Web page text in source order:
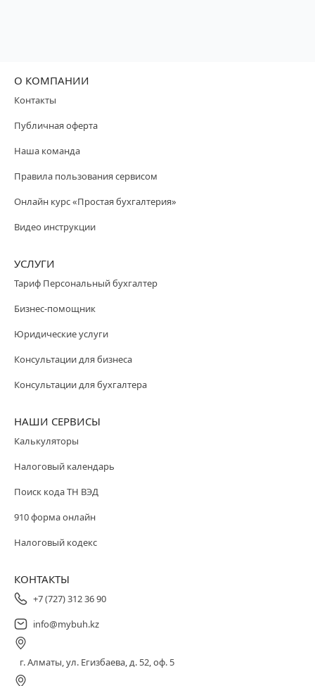
О КОМПАНИИ
Контакты
Публичная оферта
Наша команда
Правила пользования сервисом
Онлайн курс «Простая бухгалтерия»
Видео инструкции
УСЛУГИ
Тариф Персональный бухгалтер
Бизнес-помощник
Юридические услуги
Консультации для бизнеса
Консультации для бухгалтера
НАШИ СЕРВИСЫ
Калькуляторы
Налоговый календарь
Поиск кода ТН ВЭД
910 форма онлайн
Налоговый кодекс
КОНТАКТЫ
+7 (727) 312 36 90
info@mybuh.kz
г. Алматы, ул. Егизбаева, д. 52, оф. 5